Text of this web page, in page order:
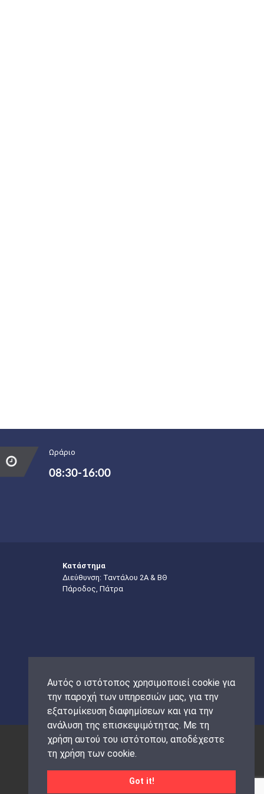
Αυτός ο ιστότοπος χρησιμοποιεί cookie για
την παροχή των υπηρεσιών μας, για την
εξατομίκευση διαφημίσεων και για την
ανάλυση της επισκεψιμότητας. Με τη
χρήση αυτού του ιστότοπου, αποδέχεστε
τη χρήση των cookie.
Got it!
Ωράριο
08:30-16:00
Κατάστημα
Διεύθυνση: Ταντάλου 2Α & ΒΘ
Πάροδος, Πάτρα